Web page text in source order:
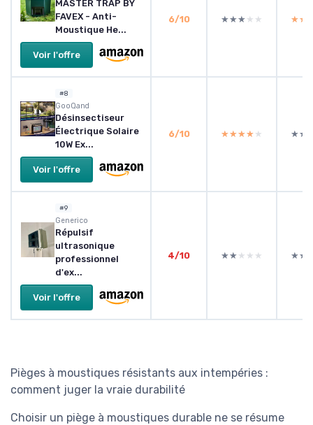
MASTER TRAP BY
FAVEX - Anti-
Moustique He...
Voir l'offre
6/10 ★★★★★
★★★★★
#8
GooQand
Désinsectiseur
Électrique Solaire
10W Ex...
Voir l'offre
6/10 ★★★★★
★★★★★
#9
Generico
Répulsif
ultrasonique
professionnel
d'ex...
Voir l'offre
4/10 ★★★★★
★★★★★
Pièges à moustiques résistants aux intempéries :
comment juger la vraie durabilité
Choisir un piège à moustiques durable ne se résume